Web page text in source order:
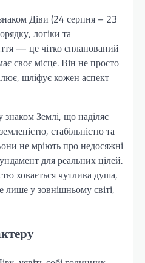
Діви (24 серпня – 23
логіки та
— це чітко спланований
своє місце. Він не просто
шліфує кожен аспект
Землі, що наділяє
стабільністю та
не мріють про недосяжні
для реальних цілей.
ховається чутлива душа,
лише у зовнішньому світі,